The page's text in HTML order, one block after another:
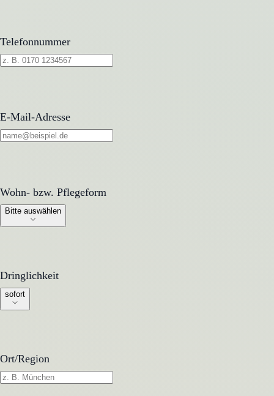
Telefonnummer
E-Mail-Adresse
Wohn- bzw. Pflegeform
Wohn- bzw. Pflegeform
Bitte auswählen
Dringlichkeit
Dringlichkeit
sofort
Ort/Region